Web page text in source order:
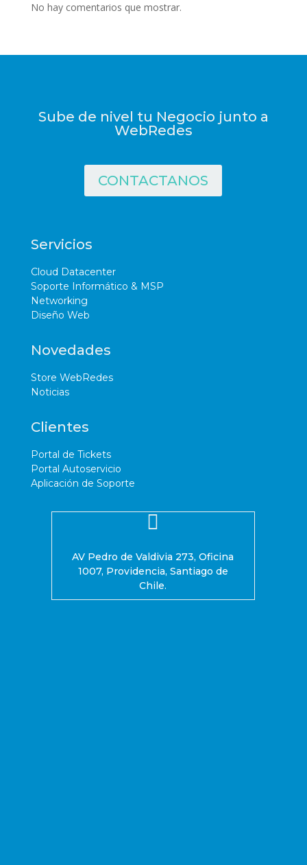
No hay comentarios que mostrar.
Sube de nivel tu Negocio junto a
WebRedes
CONTACTANOS
Servicios
Cloud Datacenter
Soporte Informático & MSP
Networking
Diseño Web
Novedades
Store WebRedes
Noticias
Clientes
Portal de Tickets
Portal Autoservicio
Aplicación de Soporte

AV Pedro de Valdivia 273, Oficina
1007, Providencia, Santiago de
Chile.